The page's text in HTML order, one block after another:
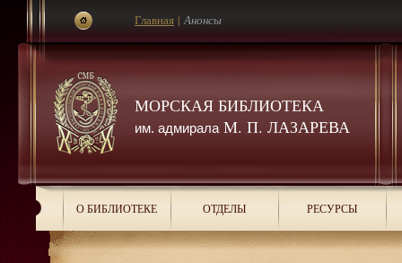
МОРСКАЯ БИБЛИОТЕКА
им. адмиралаМ. П. ЛАЗАРЕВА
Главная |Анонсы
О БИБЛИОТЕКЕ ОТДЕЛЫ РЕСУРСЫ